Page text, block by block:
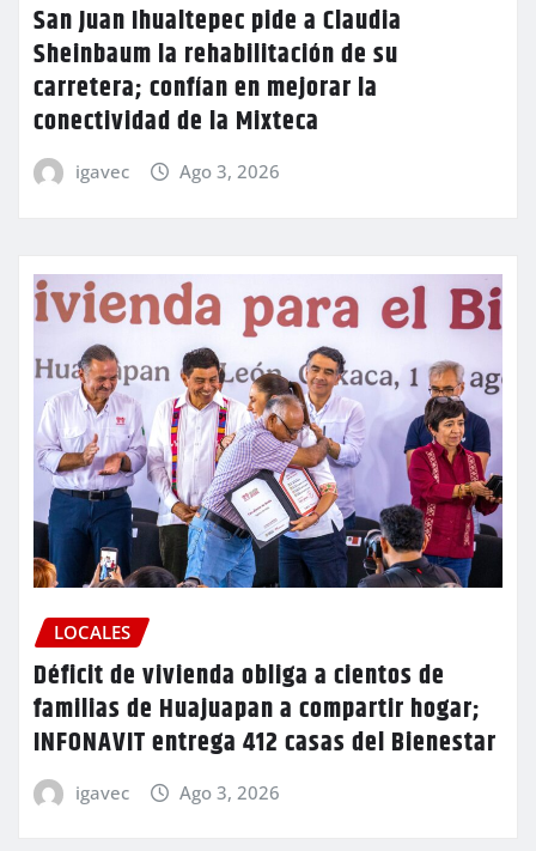
San Juan Ihualtepec pide a Claudia
Sheinbaum la rehabilitación de su
carretera; confían en mejorar la
conectividad de la Mixteca
igavec Ago 3, 2026
LOCALES
Déficit de vivienda obliga a cientos de
familias de Huajuapan a compartir hogar;
INFONAVIT entrega 412 casas del Bienestar
igavec Ago 3, 2026